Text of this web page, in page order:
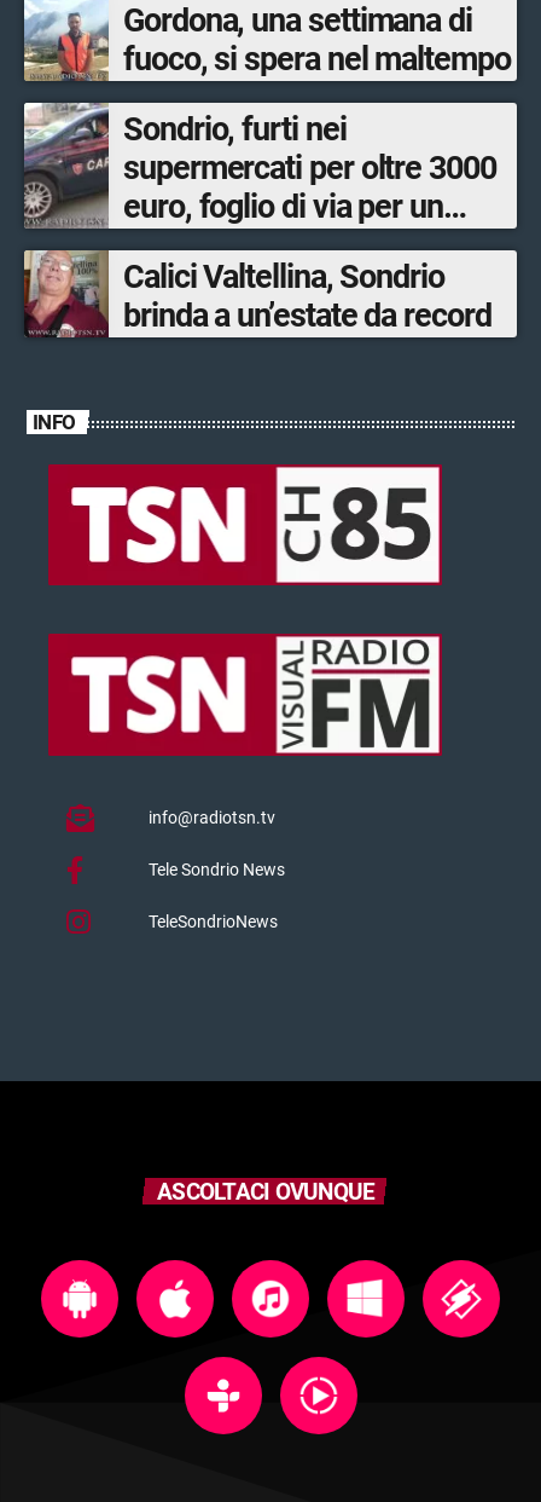
Gordona, una settimana di
fuoco, si spera nel maltempo
Sondrio, furti nei
supermercati per oltre 3000
euro, foglio di via per un
ventinovenne
Calici Valtellina, Sondrio
brinda a un’estate da record
INFO
info@radiotsn.tv
Tele Sondrio News
TeleSondrioNews
ASCOLTACI OVUNQUE